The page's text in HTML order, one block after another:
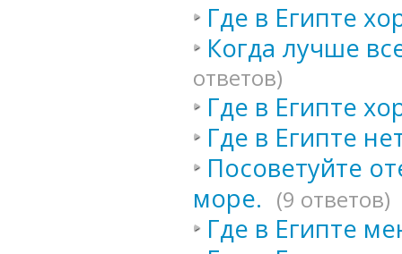
Где в Египте
Когда лучше
ответов)
Где в Египте
Где в Египте
Посоветуйте
море. (9 ответов)
Где в Египте